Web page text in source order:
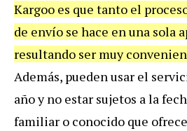
Kargoo es que tanto el
de envío se hace en una sola
resultando ser muy
Además, pueden usar el
año y no estar sujetos a la
familiar o conocido que